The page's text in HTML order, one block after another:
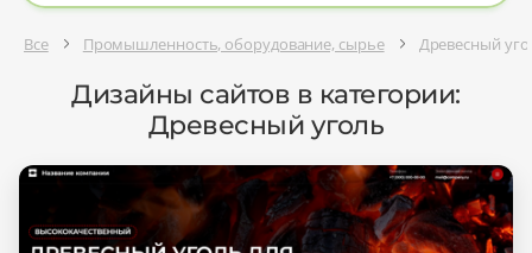
Все Промышленность, оборудование, сырье Древесный
Дизайны сайтов в категории:
Древесный уголь